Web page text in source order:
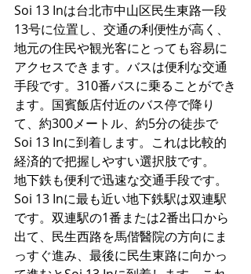
Soi 13 Inは台北市中山区民生東路一段
13号に位置し、交通の利便性が高く、
地元の住民や観光客にとっても容易に
アクセスできます。バスは便利な交通
手段です。310番バスに乗ることができ
ます。国賓飯店付近のバス停で降り
て、約300メートル、約5分の徒歩で
Soi 13 Inに到着します。これは比較的
経済的で把握しやすい選択肢です。
地下鉄も便利で迅速な交通手段です。
Soi 13 Inに最も近い地下鉄駅は双連駅
です。双連駅の1番または2番出口から
出て、民生西路を馬偕醫院の方向にま
っすぐ進み、最後に民生東路に向かっ